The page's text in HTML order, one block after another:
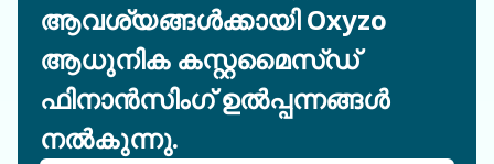
ആവശ്യങ്ങൾക്കായി Oxyzo
ആധുനിക കസ്റ്റമൈസ്ഡ്
ഫിനാൻസിംഗ് ഉൽപ്പന്നങ്ങൾ
നൽകുന്നു.